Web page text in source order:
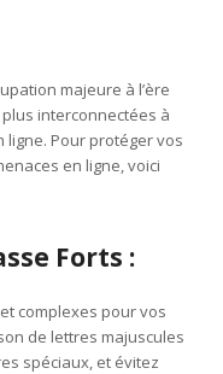
majeure à l’ère
interconnectées à
Pour protéger vos
en ligne, voici
Forts :
complexes pour vos
de lettres majuscules
spéciaux, et évitez